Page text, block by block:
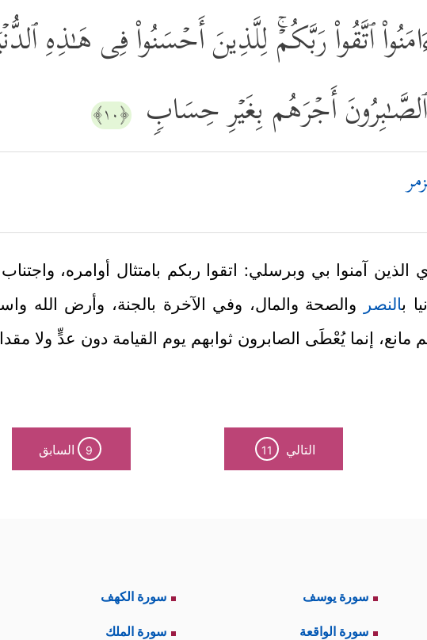
ٱتَّقُواْ رَبَّكُمۡۚ لِلَّذِینَ أَحۡسَنُواْ فِی هَـٰذِهِ
أَجۡرَهُم بِغَیۡرِ حِسَابࣲ ﴿١٠﴾
الذين آمنوا بي وبرسلي: اتقوا ربكم بامتثال أوامره،
بالنصر والصحة والمال، وفي الآخرة بالجنة، وأرض الله
مانع، إنما يُعْطَى الصابرون ثوابهم يوم القيامة دون عدٍّ ولا
التالي 11
9 السابق
سورة يوسف سورة الكهف
سورة الواقعة سورة الملك